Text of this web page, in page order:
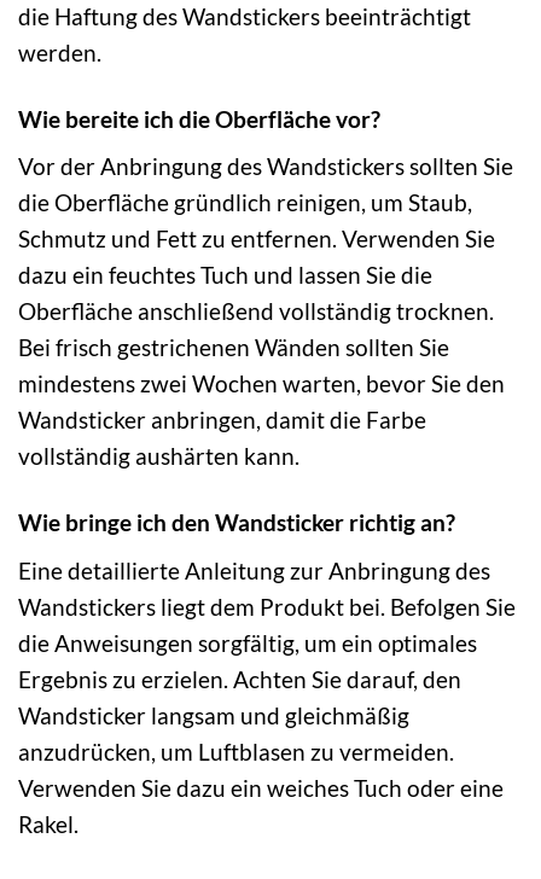
die Haftung des Wandstickers beeinträchtigt
werden.
Wie bereite ich die Oberfläche vor?
Vor der Anbringung des Wandstickers sollten Sie
die Oberfläche gründlich reinigen, um Staub,
Schmutz und Fett zu entfernen. Verwenden Sie
dazu ein feuchtes Tuch und lassen Sie die
Oberfläche anschließend vollständig trocknen.
Bei frisch gestrichenen Wänden sollten Sie
mindestens zwei Wochen warten, bevor Sie den
Wandsticker anbringen, damit die Farbe
vollständig aushärten kann.
Wie bringe ich den Wandsticker richtig an?
Eine detaillierte Anleitung zur Anbringung des
Wandstickers liegt dem Produkt bei. Befolgen Sie
die Anweisungen sorgfältig, um ein optimales
Ergebnis zu erzielen. Achten Sie darauf, den
Wandsticker langsam und gleichmäßig
anzudrücken, um Luftblasen zu vermeiden.
Verwenden Sie dazu ein weiches Tuch oder eine
Rakel.